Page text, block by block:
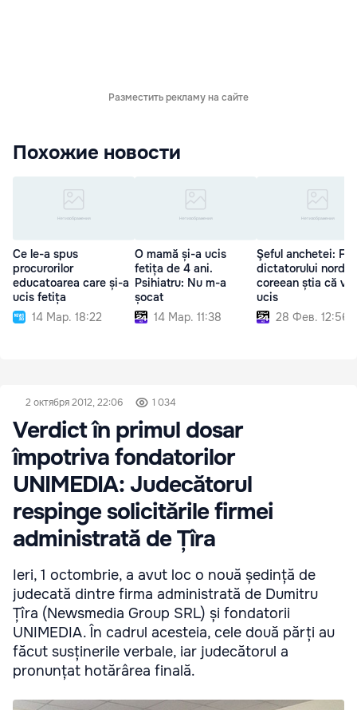
Разместить рекламу на сайте
Похожие новости
Ce le-a spus
procurorilor
educatoarea care și-a
ucis fetița
14 Мар. 18:22
O mamă și-a ucis
fetița de 4 ani.
Psihiatru: Nu m-a
șocat
14 Мар. 11:38
Şeful anchetei:
dictatorului nord-
coreean știa că va
ucis
28 Фев. 12:56
2 октября 2012, 22:06 1 034
Verdict în primul dosar
împotriva fondatorilor
UNIMEDIA: Judecătorul
respinge solicitările firmei
administrată de Țîra
Ieri, 1 octombrie, a avut loc o nouă ședință de
judecată dintre firma administrată de Dumitru
Țîra (Newsmedia Group SRL) și fondatorii
UNIMEDIA. În cadrul acesteia, cele două părți au
făcut susținerile verbale, iar judecătorul a
pronunțat hotărârea finală.